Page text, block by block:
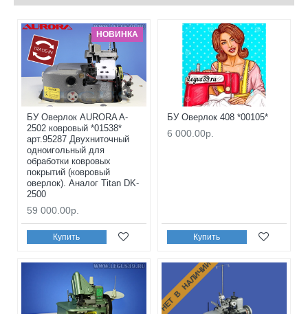
НОВИНКА
БУ Оверлок AURORA A-
2502 ковровый *01538*
арт.95287 Двухниточный
одноигольный для
обработки ковровых
покрытий (ковровый
оверлок). Аналог Titan DK-
2500
59 000.00р.
Купить
БУ Оверлок 408 *00105*
6 000.00р.
Купить
НЕТ В НАЛИЧИИ